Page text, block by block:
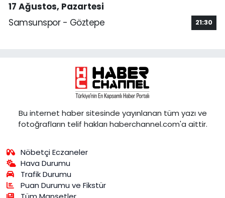
17 Ağustos, Pazartesi
Samsunspor - Göztepe
21:30
Bu internet haber sitesinde yayınlanan tüm yazı ve
fotoğrafların telif hakları haberchannel.com'a aittir.
Nöbetçi Eczaneler
Hava Durumu
Trafik Durumu
Puan Durumu ve Fikstür